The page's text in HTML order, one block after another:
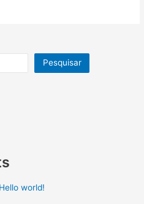
Pesquisar
Hello world!